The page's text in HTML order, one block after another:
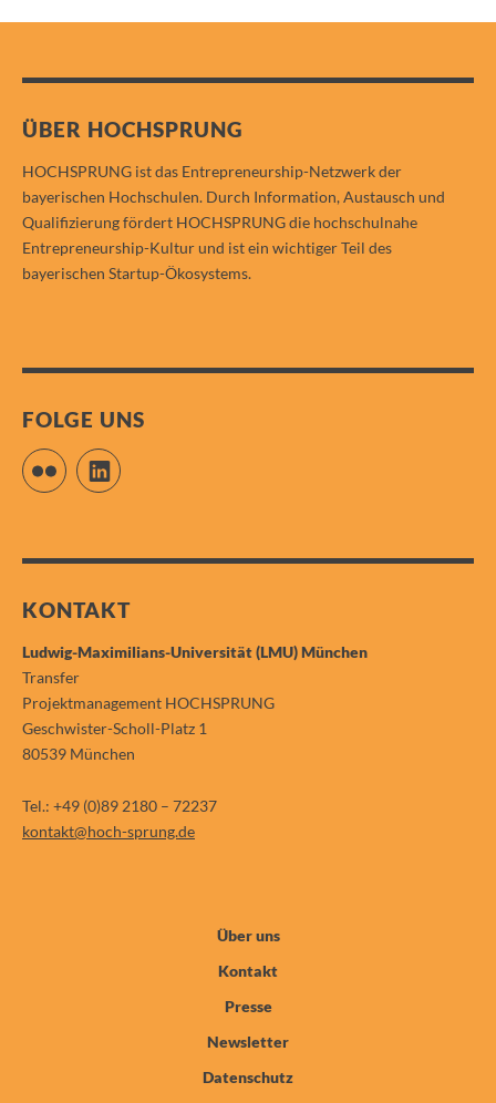
ÜBER HOCHSPRUNG
HOCHSPRUNG ist das Entrepreneurship-Netzwerk der
bayerischen Hochschulen. Durch Information, Austausch und
Qualifizierung fördert HOCHSPRUNG die hochschulnahe
Entrepreneurship-Kultur und ist ein wichtiger Teil des
bayerischen Startup-Ökosystems.
FOLGE UNS
Flickr LinkedIn
KONTAKT
Ludwig-Maximilians-Universität (LMU) München
Transfer
Projektmanagement HOCHSPRUNG
Geschwister-Scholl-Platz 1
80539 München
Tel.: +49 (0)89 2180 – 72237
kontakt@hoch-sprung.de
Über uns
Kontakt
Presse
Newsletter
Datenschutz